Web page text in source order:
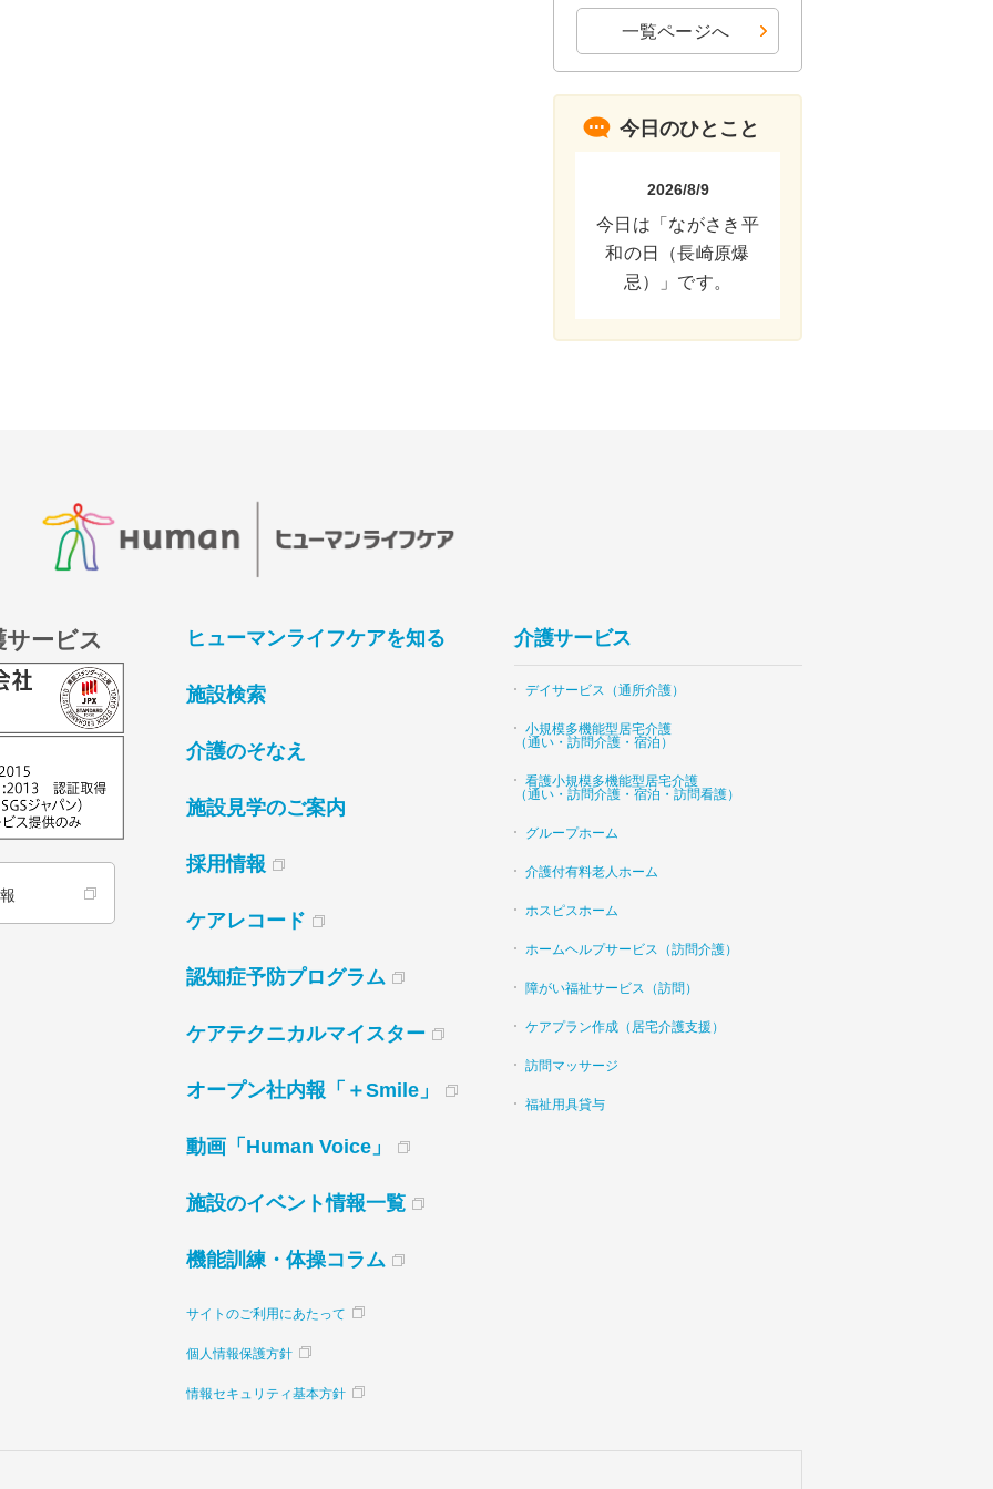
一覧ページへ
今日のひとこと
2026/8/9
今日は「ながさき平
和の日（長崎原爆
忌）」です。
ービス ヒューマンライフケアを知る
施設検索
介護のそなえ
施設見学のご案内
採用情報
ケアレコード
認知症予防プログラム
ケアテクニカルマイスター
オープン社内報「＋Smile」
動画「Human Voice」
施設のイベント情報一覧
機能訓練・体操コラム
サイトのご利用にあたって
個人情報保護方針
情報セキュリティ基本方針
介護サービス
デイサービス（通所介護）
小規模多機能型居宅介護
（通い・訪問介護・宿泊）
看護小規模多機能型居宅介護
（通い・訪問介護・宿泊・訪問看護）
グループホーム
介護付有料老人ホーム
ホスピスホーム
ホームヘルプサービス（訪問介護）
障がい福祉サービス（訪問）
ケアプラン作成（居宅介護支援）
訪問マッサージ
福祉用具貸与